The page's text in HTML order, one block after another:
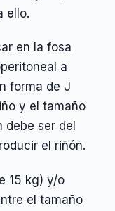
ello.
en la fosa
a
forma de J
y el tamaño
ser del
el riñón.
15 kg) y/o
el tamaño